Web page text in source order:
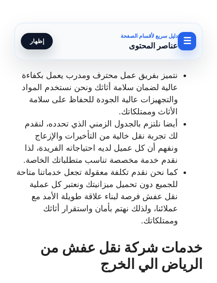
☰
دليل سريع لأقسام الصفحة
عناصر المحتوى
إظهار
نتميز بفريق عمل محترف ومدرب يعمل بكفاءة
عالية لضمان سلامة أثاثك ونحن نستخدم المواد
والتجهيزات عالية الجودة للحفاظ على سلامة
الأثاث وممتلكاتك.
أيضا نلتزم بالجدول الزمني الذي تحدده، لنقدم
لك تجربة نقل خالية من التأخيرات والإزعاج
ونفهم أن كل عميل لديه احتياجاته الفريدة، لذا
نقدم خدمة مخصصة تناسب متطلباتك الخاصة.
كما نحن نقدم تكلفة معقولة تجعل خدماتنا متاحة
للجميع دون تحميل ميزانيتك ونعتبر كل عملية
نقل عفش فرصة لبناء علاقة طويلة الأمد مع
عملائنا، ولذلك نهتم بأمان واستقرار أثاثك
وممتلكاتك.
خدمات شركة نقل عفش من
الرياض الي الخرج